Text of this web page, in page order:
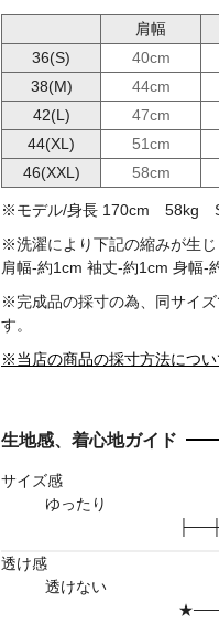
肩幅
36(S)
40cm
38(M)
44cm
42(L)
47cm
44(XL)
51cm
46(XXL)
58cm
※モデル/身長 170cm 58kg
※洗濯により下記の縮みが生じ
肩幅-約1cm 袖丈-約1cm 身幅-
※完成品の採寸の為、同サイ
す。
※当店の商品の採寸方法につい
生地感、着心地ガイド
サイズ感
ゆったり
透け感
透けない